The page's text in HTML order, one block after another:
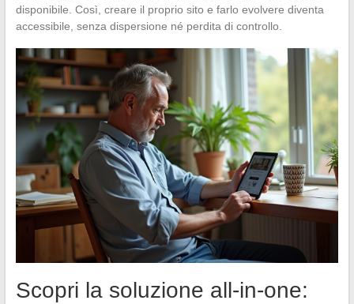
disponibile. Così, creare il proprio sito e farlo evolvere diventa
accessibile, senza dispersione né perdita di controllo.
Scopri la soluzione all-in-one: